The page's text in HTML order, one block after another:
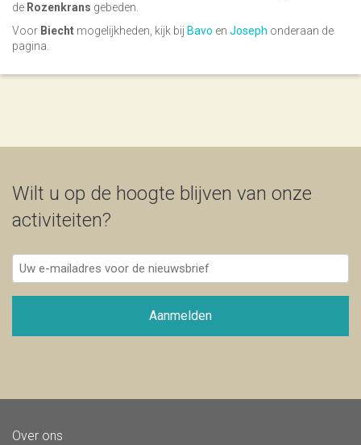
de Rozenkrans gebeden.
Voor Biecht mogelijkheden, kijk bij Bavo en Joseph onderaan de
pagina.
Wilt u op de hoogte blijven van onze
activiteiten?
Uw
e-
mailadres
de
Aanmelden
Over ons